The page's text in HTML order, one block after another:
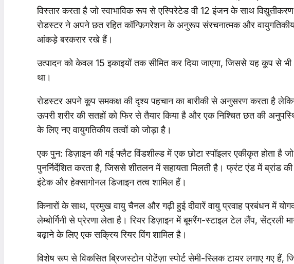
विस्तार करता है जो स्वाभाविक रूप से एस्पिरेटेड वी 12 इंजन के साथ
रोडस्टर ने अपने छत रहित कॉन्फ़िगरेशन के अनुरूप संरचनात्मक और
आंकड़े बरकरार रखे हैं।
उत्पादन को केवल 15 इकाइयों तक सीमित कर दिया जाएगा, जिससे यह कूप से भी
था।
रोडस्टर अपने कूप समकक्ष की दृश्य पहचान का बारीकी से अनुसरण करता है
ऊपरी शरीर की सतहों को फिर से तैयार किया है और एक निश्चित छत की
के लिए नए वायुगतिकीय तत्वों को जोड़ा है।
एक पुन: डिज़ाइन की गई फ्लैट विंडशील्ड में एक छोटा स्पॉइलर एकीकृत होता है
पुनर्निर्देशित करता है, जिससे शीतलन में सहायता मिलती है। फ्रंट एंड में ब्रांड
इंटेक और हेक्सागोनल डिजाइन तत्व शामिल हैं।
किनारों के साथ, प्रमुख वायु चैनल और गढ़ी हुई दीवारें वायु प्रवाह प्रबंधन में
लेम्बोर्गिनी से प्रेरणा लेता है। रियर डिज़ाइन में बूमरैंग-स्टाइल टेल लैंप, सेंट्रली
बढ़ाने के लिए एक सक्रिय रियर विंग शामिल है।
विशेष रूप से विकसित ब्रिजस्टोन पोटेंज़ा स्पोर्ट सेमी-स्लिक टायर लगाए